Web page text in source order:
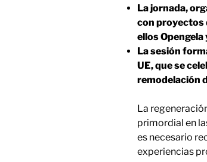
La jornada,
con proyectos
ellos Opengela
La sesión
UE, que se
remodelación
La
primordial en
es necesario
experiencias